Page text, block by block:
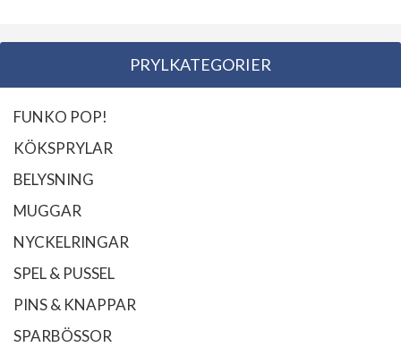
PRYLKATEGORIER
FUNKO POP!
KÖKSPRYLAR
BELYSNING
MUGGAR
NYCKELRINGAR
SPEL & PUSSEL
PINS & KNAPPAR
SPARBÖSSOR